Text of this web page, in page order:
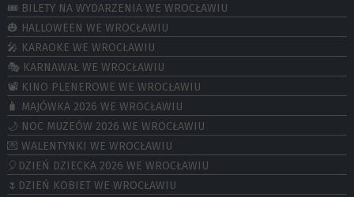
🎟️ BILETY NA WYDARZENIA WE WROCŁAWIU
🎃 HALLOWEEN WE WROCŁAWIU
🎤 KARAOKE WE WROCŁAWIU
🎭 KARNAWAŁ WE WROCŁAWIU
📽️ KINO PLENEROWE WE WROCŁAWIU
🧳 MAJÓWKA 2026 WE WROCŁAWIU
🌙 NOC MUZEÓW 2026 WE WROCŁAWIU
💌 WALENTYNKI WE WROCŁAWIU
🎈DZIEŃ DZIECKA 2026 WE WROCŁAWIU
🌷DZIEŃ KOBIET WE WROCŁAWIU